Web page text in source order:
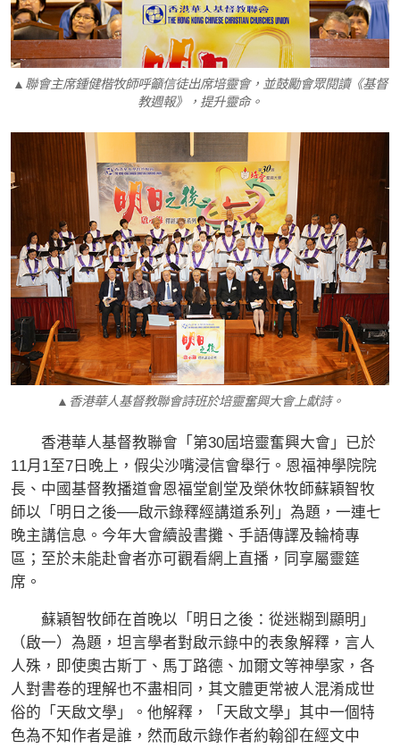
▲聯會主席鍾健楷牧師呼籲信徒出席培靈會，並鼓勵會眾閱讀《基督
教週報》，提升靈命。
▲香港華人基督教聯會詩班於培靈奮興大會上獻詩。
香港華人基督教聯會「第30屆培靈奮興大會」已於
11月1至7日晚上，假尖沙嘴浸信會舉行。恩福神學院院
長、中國基督教播道會恩福堂創堂及榮休牧師蘇穎智牧
師以「明日之後──啟示錄釋經講道系列」為題，一連七
晚主講信息。今年大會續設書攤、手語傳譯及輪椅專
區；至於未能赴會者亦可觀看網上直播，同享屬靈筵
席。
蘇穎智牧師在首晚以「明日之後：從迷糊到顯明」
（啟一）為題，坦言學者對啟示錄中的表象解釋，言人
人殊，即使奧古斯丁、馬丁路德、加爾文等神學家，各
人對書卷的理解也不盡相同，其文體更常被人混淆成世
俗的「天啟文學」。他解釋，「天啟文學」其中一個特
色為不知作者是誰，然而啟示錄作者約翰卻在經文中